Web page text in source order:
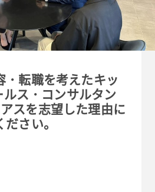
・転職を考えたキッ
ルス・コンサルタン
アスを志望した理由に
さい。